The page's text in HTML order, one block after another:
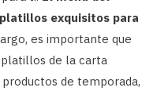
exquisitos para
es importante que
de la carta
de temporada,